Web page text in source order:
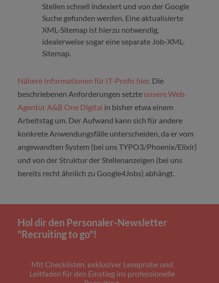
Stellen schnell indexiert und von der Google
Suche gefunden werden. Eine aktualisierte
XML-Sitemap ist hierzu notwendig,
idealerweise sogar eine separate Job-XML-
Sitemap.
Nähere Informationen für IT-Profis hier. Die
beschriebenen Anforderungen setzte unsere Web-
Agentur A&B One Digital in bisher etwa einem
Arbeitstag um. Der Aufwand kann sich für andere
konkrete Anwendungsfälle unterscheiden, da er vom
angewandten System (bei uns TYPO3/Phoenix/Elixir)
und von der Struktur der Stellenanzeigen (bei uns
bereits recht ähnlich zu Google4Jobs) abhängt.
Hol dir den Personaler-Newsletter
"Recruiting to go"!
Mit Checklisten, exklusiver Leseprobe und
Leitfaden für den Einstieg ins professionelle